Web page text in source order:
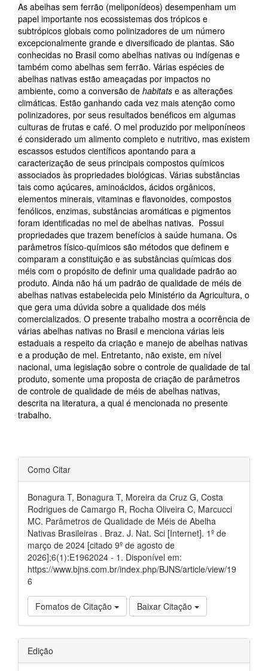
As abelhas sem ferrão (meliponídeos) desempenham um
papel importante nos ecossistemas dos trópicos e
subtrópicos globais como polinizadores de um número
excepcionalmente grande e diversificado de plantas. São
conhecidas no Brasil como abelhas nativas ou indígenas e
também como abelhas sem ferrão. Várias espécies de
abelhas nativas estão ameaçadas por impactos no
ambiente, como a conversão de habitats e as alterações
climáticas. Estão ganhando cada vez mais atenção como
polinizadores, por seus resultados benéficos em algumas
culturas de frutas e café. O mel produzido por meliponíneos
é considerado um alimento completo e nutritivo, mas existem
escassos estudos científicos apontando para a
caracterização de seus principais compostos químicos
associados às propriedades biológicas. Várias substâncias
tais como açúcares, aminoácidos, ácidos orgânicos,
elementos minerais, vitaminas e flavonoides, compostos
fenólicos, enzimas, substâncias aromáticas e pigmentos
foram identificadas no mel de abelhas nativas. Possui
propriedades que trazem benefícios à saúde humana. Os
parâmetros físico-químicos são métodos que definem e
comparam a constituição e as substâncias químicas dos
méis com o propósito de definir uma qualidade padrão ao
produto. Ainda não há um padrão de qualidade de méis de
abelhas nativas estabelecida pelo Ministério da Agricultura, o
que gera uma dúvida sobre a qualidade dos méis
comercializados. O presente trabalho mostra a ocorrência de
várias abelhas nativas no Brasil e menciona várias leis
estaduais a respeito da criação e manejo de abelhas nativas
e a produção de mel. Entretanto, não existe, em nível
nacional, uma legislação sobre o controle de qualidade de tal
produto, somente uma proposta de criação de parâmetros
de controle de qualidade de méis de abelhas nativas,
descrita na literatura, a qual é mencionada no presente
trabalho.
Detalhes
do
artigo
Como Citar
Bonagura T, Bonagura T, Moreira da Cruz G, Costa
Rodrigues de Camargo R, Rocha Oliveira C, Marcucci
MC. Parâmetros de Qualidade de Méis de Abelha
Nativas Brasileiras . Braz. J. Nat. Sci [Internet]. 1º de
março de 2024 [citado 9º de agosto de
2026];6(1):E1962024 - 1. Disponível em:
https://www.bjns.com.br/index.php/BJNS/article/view/19
6
Fomatos de Citação Baixar Citação
Edição